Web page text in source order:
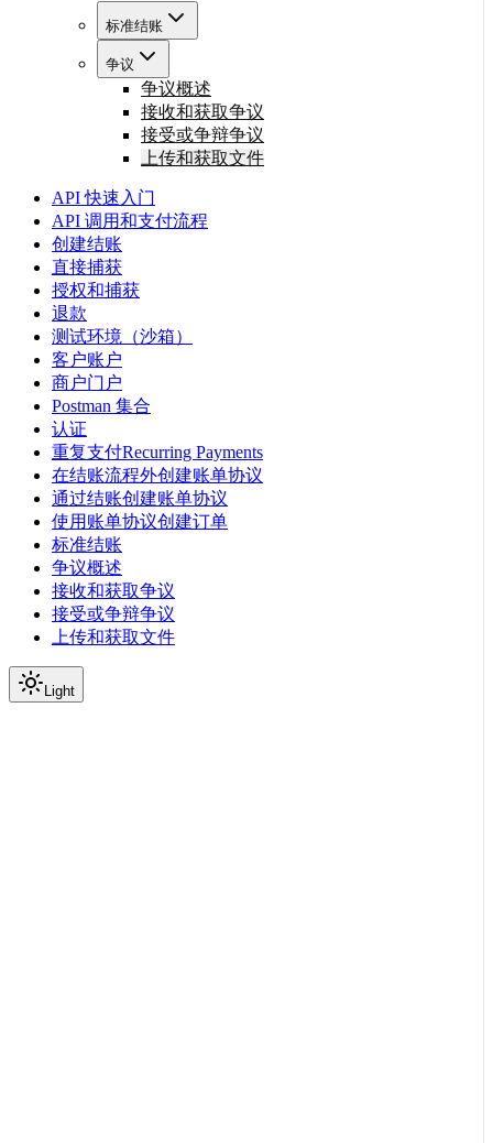
标准结账
争议
争议概述
接收和获取争议
接受或争辩争议
上传和获取文件
API 快速入门
API 调用和支付流程
创建结账
直接捕获
授权和捕获
退款
测试环境（沙箱）
客户账户
商户门户
Postman 集合
认证
重复支付Recurring Payments
在结账流程外创建账单协议
通过结账创建账单协议
使用账单协议创建订单
标准结账
争议概述
接收和获取争议
接受或争辩争议
上传和获取文件
Light